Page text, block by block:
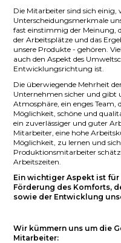
Die Mitarbeiter sind sich einig,
Unterscheidungsmerkmale
fast einstimmig der Meinung,
der Arbeitsplätze und das
unsere Produkte - gehören.
auch den Aspekt des
Entwicklungsrichtung ist.
Die überwiegende Mehrheit
Unternehmen sicher und gibt
Atmosphäre, ein enges Team,
Möglichkeit, schöne und
ein zuverlässiger und guter
Mitarbeiter, eine hohe
Möglichkeit, zu lernen und
Produktionsmitarbeiter
Arbeitszeiten.
Ein wichtiger Aspekt ist
Förderung des Komforts,
sowie der Entwicklung
Wir kümmern uns um die
Mitarbeiter: